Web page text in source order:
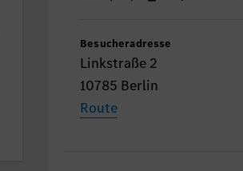
Besucheradresse
Linkstraße 2
10785 Berlin
Route